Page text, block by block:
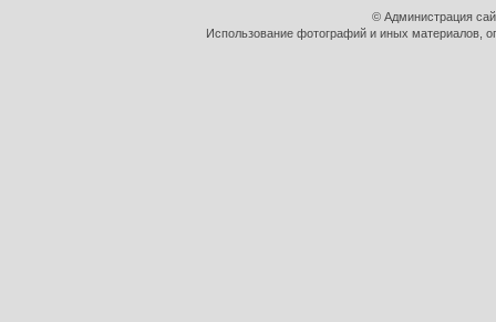
© Администрация
Использование фотографий и иных материалов,